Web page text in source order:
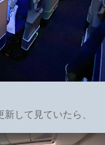
して見ていたら、